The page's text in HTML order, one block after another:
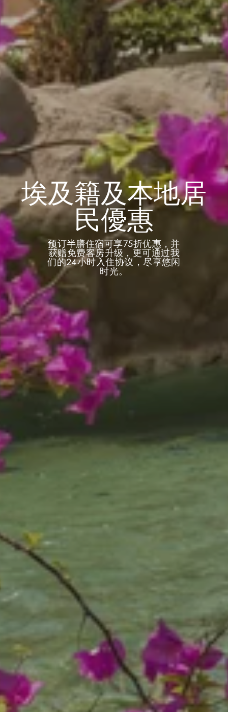
埃及籍及本地居
民優惠
预订半膳住宿可享75折优惠，并
获赠免费客房升级，更可通过我
们的24小时入住协议，尽享悠闲
时光。